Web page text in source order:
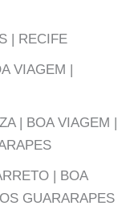
| RECIFE
VIAGEM |
| BOA VIAGEM |
| BOA
GUARARAPES